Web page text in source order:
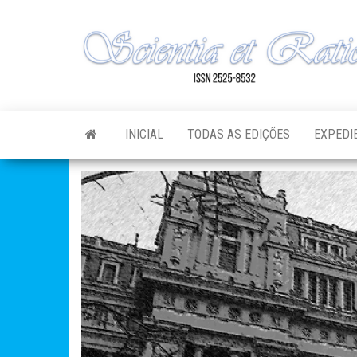
INICIAL TODAS AS EDIÇÕES